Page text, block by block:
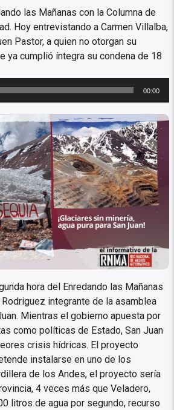
las Mañanas con la Columna de
Hoy entrevistando a Carmen Villalba,
Pastor, a quien no otorgan su
ya cumplió íntegra su condena de 18
00:00
para San Juan no
las mineras
hora del Enredando las Mañanas
integrante de la asamblea
Mientras el gobierno apuesta por
como políticas de Estado, San Juan
crisis hídricas. El proyecto
instalarse en uno de los
de los Andes, el proyecto sería
4 veces más que Veladero,
litros de agua por segundo, recurso